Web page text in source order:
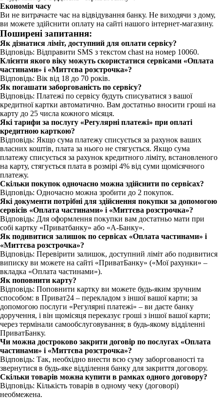
Економія часу
Ви не витрачаєте час на відвідування банку. Не виходячи з дому,
ви можете здійснити оплату на сайті нашого інтернет-магазину.
Поширені запитання:
Як дізнатися ліміт, доступний для оплати сервісу?
Відповідь: Відправити SMS з текстом chast на номер 10060.
Клієнти якого віку можуть скористатися сервісами «Оплата
частинами» і «Миттєва розстрочка»?
Відповідь: Вік від 18 до 70 років.
Як погашати заборгованість по сервісу?
Відповідь: Платежі по сервісу будуть списуватися з вашої
кредитної картки автоматично. Вам достатньо вносити гроші на
карту до 25 числа кожного місяця.
Які тарифи за послугу «Регулярні платежі» при оплаті
кредитною карткою?
Відповідь: Якщо сума платежу списується за рахунок ваших
власних коштів, плата за нього не стягується. Якщо сума
платежу списується за рахунок кредитного ліміту, встановленого
на карту, стягується плата в розмірі 4% від суми щомісячного
платежу.
Скільки покупок одночасно можна здійснити по сервісах?
Відповідь: Одночасно можна зробити до 2 покупок.
Які документи потрібні для здійснення покупки за допомогою
сервісів «Оплата частинами» і «Миттєва розстрочка»?
Відповідь: Для оформлення покупки вам достатньо мати при
собі картку «Приватбанку» або «А-Банку».
Як подивитися залишок по сервісах «Оплата частинами» і
«Миттєва розстрочка»?
Відповідь: Перевірити залишок, доступний ліміт або подивитися
виписку ви можете на сайті «ПриватБанку» («Мої рахунки» –
вкладка «Оплата частинами»).
Як поповнити карту?
Відповідь: Поповнити картку ви можете будь-яким зручним
способом: в Приват24 – перекладом з іншої вашої карти; за
допомогою послуги «Регулярні платежі» – ви даєте банку
доручення, і він щомісяця переказує гроші з іншої вашої карти;
через термінали самообслуговування; в будь-якому відділенні
ПриватБанку.
Чи можна достроково закрити договір по послугах «Оплата
частинами» і «Миттєва розстрочка»?
Відповідь: Так, необхідно внести всю суму заборгованості та
звернутися в будь-яке відділення банку для закриття договору.
Скільки товарів можна купити в рамках одного договору?
Відповідь: Кількість товарів в одному чеку (договорі)
необмежена.